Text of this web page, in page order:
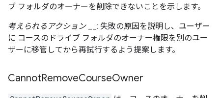
ブ フォルダのオーナーを削除できないことを示します。
考えられるアクション__: 失敗の原因を説明し、ユーザー
に コースのドライブ フォルダのオーナー権限を別のユー
ザーに移管してから再試行するよう提案します。
CannotRemoveCourseOwner